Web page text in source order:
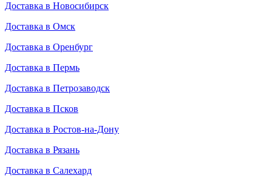
Доставка в Новосибирск
Доставка в Омск
Доставка в Оренбург
Доставка в Пермь
Доставка в Петрозаводск
Доставка в Псков
Доставка в Ростов-на-Дону
Доставка в Рязань
Доставка в Салехард